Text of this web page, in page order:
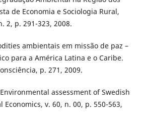
de Economia e Sociologia Rural,
2, p. 291-323, 2008.
ambientais em missão de paz –
para a América Latina e o Caribe.
p. 271, 2009.
Environmental assessment of Swedish
v. 60, n. 00, p. 550-563,